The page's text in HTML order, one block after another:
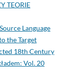
TEORIE
Language
the Target
18th Century
Vol. 20